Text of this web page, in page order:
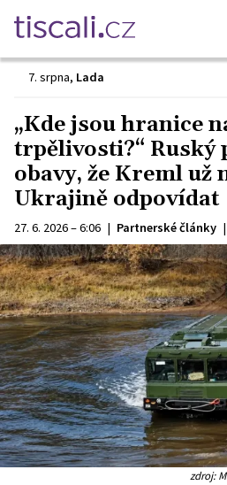
7. srpna, Lada
„Kde jsou hranice
trpělivosti?“ Ruský
obavy, že Kreml už
Ukrajině odpovídat
27. 6. 2026 – 6:06 | Partnerské články |
zdroj: